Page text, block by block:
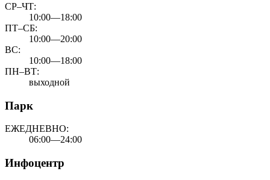
СР–ЧТ:
10:00—18:00
ПТ–СБ:
10:00—20:00
ВС:
10:00—18:00
ПН–ВТ:
выходной
Парк
ЕЖЕДНЕВНО:
06:00—24:00
Инфоцентр